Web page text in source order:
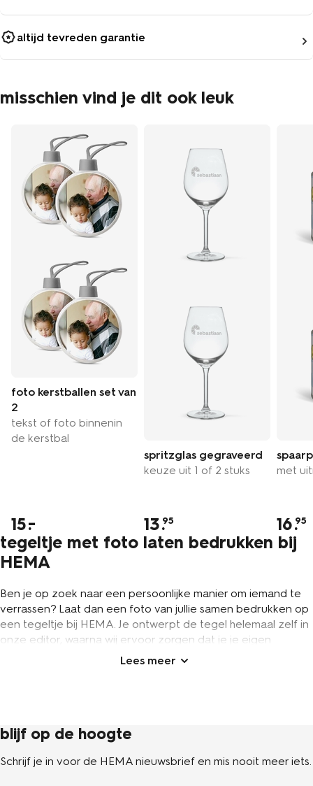
altijd tevreden garantie
misschien vind je dit ook leuk
foto kerstballen set van
2
tekst of foto binnenin
de kerstbal
15
spritzglas gegraveerd
keuze uit 1 of 2 stuks
13.95
met
16.95
tegeltje met foto laten bedrukken bij
HEMA
Ben je op zoek naar een persoonlijke manier om iemand te
verrassen? Laat dan een foto van jullie samen bedrukken op
een tegeltje bij HEMA. Je ontwerpt de tegel helemaal zelf in
onze editor, waarna wij ervoor zorgen dat je je eigen
fototegel al binnen enkele werkdagen in huis hebt. Je kiest
meer fotocadeaus.
eigen foto op tegel van geglazuurd
blijf op de hoogte
Schrijf je in voor de HEMA nieuwsbrief en mis nooit meer iets.